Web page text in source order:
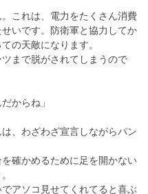
これは、電力をたくさん消費
いです。防衛軍と協力してか
の天敵になります。
まで脱がされてしまうので
からね」
、わざわざ宣言しながらパン
確かめるために足を開かない
アソコ見せてくれてると喜ぶ